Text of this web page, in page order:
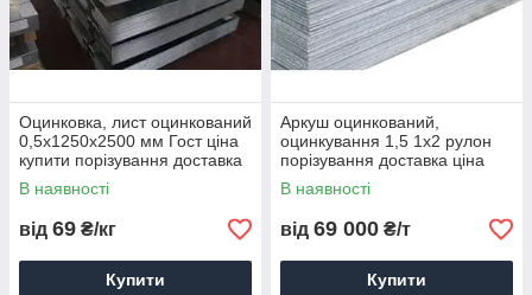
Оцинковка, лист оцинкований
0,5х1250х2500 мм Гост ціна
купити порізування доставка
В наявності
від 69 ₴/кг
Купити
Аркуш оцинкований,
оцинкування 1,5 1х2 рулон
порізування доставка ціна
В наявності
від 69 000 ₴/т
Купити